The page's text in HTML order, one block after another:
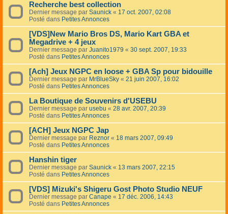
Recherche best collection
Dernier message par Saunick « 17 oct. 2007, 02:08
Posté dans Petites Annonces
[VDS]New Mario Bros DS, Mario Kart GBA et
Megadrive + 4 jeux
Dernier message par Juanito1979 « 30 sept. 2007, 19:33
Posté dans Petites Annonces
[Ach] Jeux NGPC en loose + GBA Sp pour bidouille
Dernier message par MrBlueSky « 21 juin 2007, 16:02
Posté dans Petites Annonces
La Boutique de Souvenirs d'USEBU
Dernier message par usebu « 28 avr. 2007, 20:39
Posté dans Petites Annonces
[ACH] Jeux NGPC Jap
Dernier message par Reznor « 18 mars 2007, 09:49
Posté dans Petites Annonces
Hanshin tiger
Dernier message par Saunick « 13 mars 2007, 22:15
Posté dans Petites Annonces
[VDS] Mizuki's Shigeru Gost Photo Studio NEUF
Dernier message par Canape « 17 déc. 2006, 14:43
Posté dans Petites Annonces